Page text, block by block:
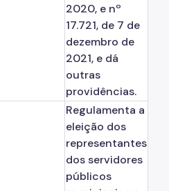
2020, e nº
17.721, de 7 de
dezembro de
2021, e dá
outras
providências.
Regulamenta a
eleição dos
representantes
dos servidores
públicos